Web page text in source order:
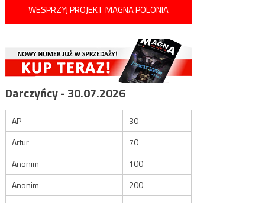
WESPRZYJ PROJEKT MAGNA POLONIA
Darczyńcy - 30.07.2026
AP
30
Artur
70
Anonim
100
Anonim
200